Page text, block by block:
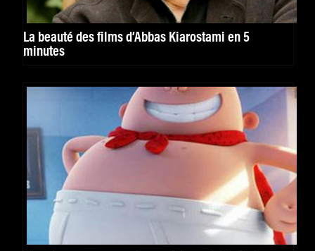
La beauté des films d’Abbas Kiarostami en 5
minutes